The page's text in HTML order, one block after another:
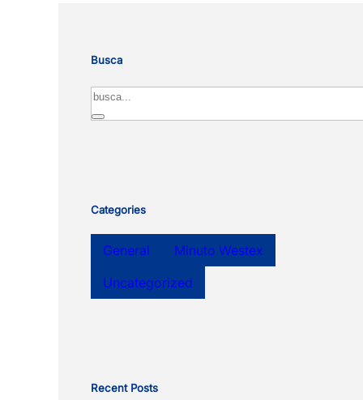
Busca
Search
Categories
General
Minuto Westex
Uncategorized
Recent Posts